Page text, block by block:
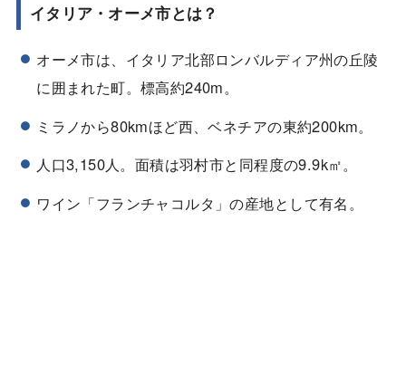
イタリア・オーメ市とは？
オーメ市は、イタリア北部ロンバルディア州の丘陵
に囲まれた町。標高約240m。
ミラノから80kmほど西、ベネチアの東約200km。
人口3,150人。面積は羽村市と同程度の9.9k㎡。
ワイン「フランチャコルタ」の産地として有名。